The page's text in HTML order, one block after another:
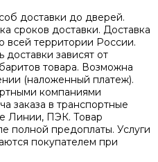
доставки до дверей.
сроков доставки. Доставка
всей территории России.
доставки зависят от
товара. Возможна
(наложенный платеж).
компаниями
заказа в транспортные
Линии, ПЭК. Товар
полной предоплаты. Услуги
покупателем при